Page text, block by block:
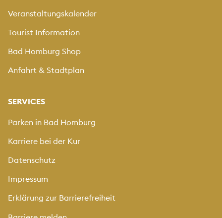
Veranstaltungskalender
Tourist Information
Bad Homburg Shop
Anfahrt & Stadtplan
SERVICES
Parken in Bad Homburg
Karriere bei der Kur
Datenschutz
Impressum
Erklärung zur Barrierefreiheit